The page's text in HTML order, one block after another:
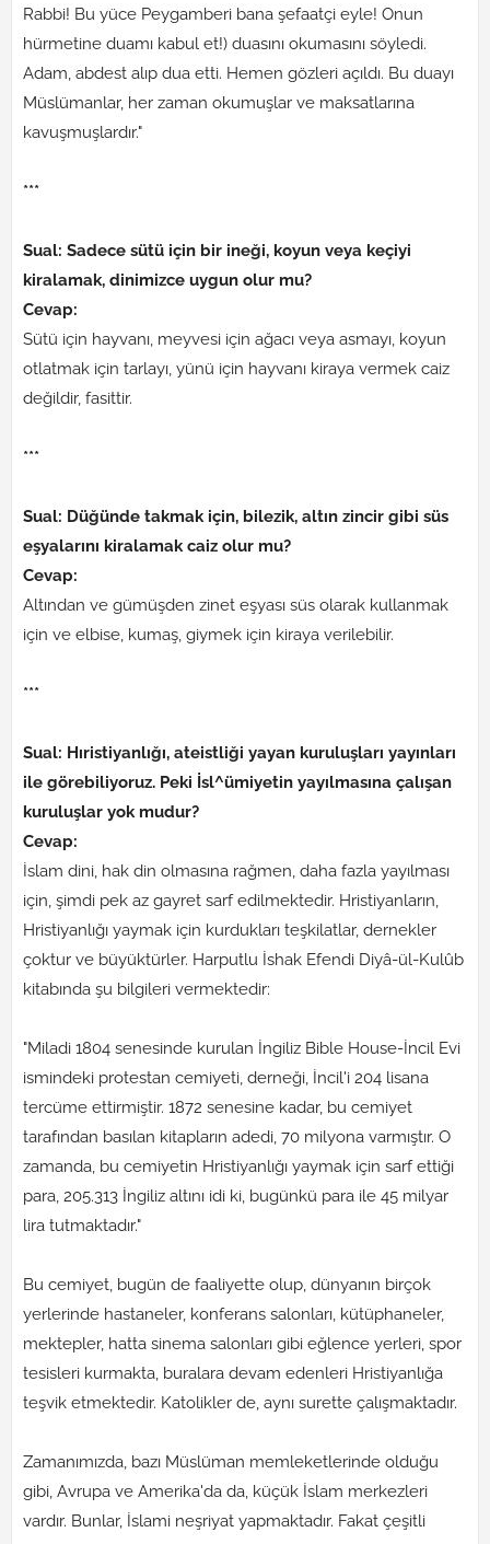
Rabbi! Bu yüce Peygamberi bana şefaatçi eyle! Onun
hürmetine duamı kabul et!) duasını okumasını söyledi.
Adam, abdest alıp dua etti. Hemen gözleri açıldı. Bu duayı
Müslümanlar, her zaman okumuşlar ve maksatlarına
kavuşmuşlardır."
***
Sual: Sadece sütü için bir ineği, koyun veya keçiyi
kiralamak, dinimizce uygun olur mu?
Cevap:
Sütü için hayvanı, meyvesi için ağacı veya asmayı, koyun
otlatmak için tarlayı, yünü için hayvanı kiraya vermek caiz
değildir, fasittir.
***
Sual: Düğünde takmak için, bilezik, altın zincir gibi süs
eşyalarını kiralamak caiz olur mu?
Cevap:
Altından ve gümüşden zinet eşyası süs olarak kullanmak
için ve elbise, kumaş, giymek için kiraya verilebilir.
***
Sual: Hıristiyanlığı, ateistliği yayan kuruluşları yayınları
ile görebiliyoruz. Peki İsl^ümiyetin yayılmasına çalışan
kuruluşlar yok mudur?
Cevap:
İslam dini, hak din olmasına rağmen, daha fazla yayılması
için, şimdi pek az gayret sarf edilmektedir. Hristiyanların,
Hristiyanlığı yaymak için kurdukları teşkilatlar, dernekler
çoktur ve büyüktürler. Harputlu İshak Efendi Diyâ-ül-Kulûb
kitabında şu bilgileri vermektedir:
"Miladi 1804 senesinde kurulan İngiliz Bible House-İncil Evi
ismindeki protestan cemiyeti, derneği, İncil'i 204 lisana
tercüme ettirmiştir. 1872 senesine kadar, bu cemiyet
tarafından basılan kitapların adedi, 70 milyona varmıştır. O
zamanda, bu cemiyetin Hristiyanlığı yaymak için sarf ettiği
para, 205.313 İngiliz altını idi ki, bugünkü para ile 45 milyar
lira tutmaktadır."
Bu cemiyet, bugün de faaliyette olup, dünyanın birçok
yerlerinde hastaneler, konferans salonları, kütüphaneler,
mektepler, hatta sinema salonları gibi eğlence yerleri, spor
tesisleri kurmakta, buralara devam edenleri Hristiyanlığa
teşvik etmektedir. Katolikler de, aynı surette çalışmaktadır.
Zamanımızda, bazı Müslüman memleketlerinde olduğu
gibi, Avrupa ve Amerika'da da, küçük İslam merkezleri
vardır. Bunlar, İslami neşriyat yapmaktadır. Fakat çeşitli